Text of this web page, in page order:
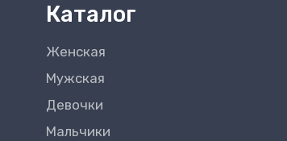
Каталог
Женская
Мужская
Девочки
Мальчики